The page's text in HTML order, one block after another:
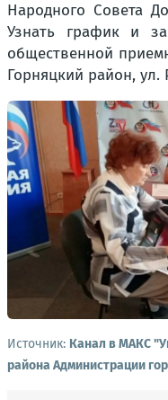
Народного Совета
Узнать график и
общественной
Горняцкий район, ул.
Источник: Канал в МАКС
района Администрации